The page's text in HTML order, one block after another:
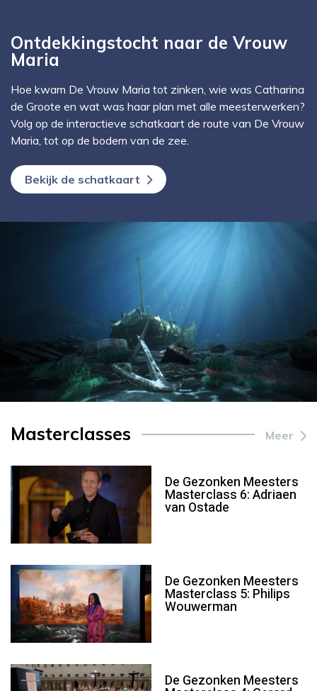
Ontdekkingstocht naar de Vrouw
Maria
Hoe kwam De Vrouw Maria tot zinken, wie was Catharina
de Groote en wat was haar plan met alle meesterwerken?
Volg op de interactieve schatkaart de route van De Vrouw
Maria, tot op de bodem van de zee.
Bekijk de schatkaart
Masterclasses Meer
De Gezonken Meesters
Masterclass 6: Adriaen
van Ostade
De Gezonken Meesters
Masterclass 5: Philips
Wouwerman
De Gezonken Meesters